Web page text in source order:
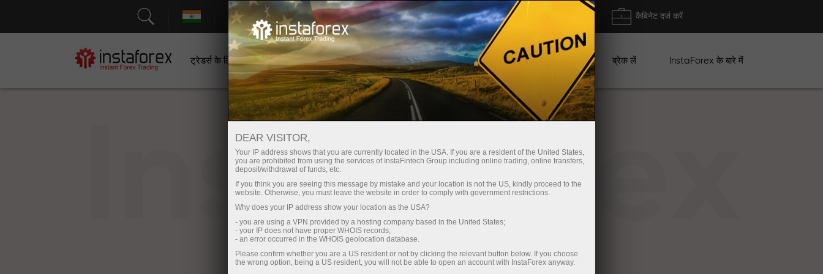
सहायता तुरंत खाता खोलना ट्रेडिंग प्लेटफॉर्म कैबिनेट दर्ज करें
ट्रेडर्स के लिए शुरुआती के लिए निवेशकों के लिए भागीदारों के लिए अभियान ब्रेक लें InstaForex के बारे में
InstaForex
DEAR VISITOR,
Your IP address shows that you are currently located in the USA. If you are a resident of the United States,
you are prohibited from using the services of InstaFintech Group including online trading, online transfers,
deposit/withdrawal of funds, etc.
If you think you are seeing this message by mistake and your location is not the US, kindly proceed to the
website. Otherwise, you must leave the website in order to comply with government restrictions.
Why does your IP address show your location as the USA?
- you are using a VPN provided by a hosting company based in the United States;
- your IP does not have proper WHOIS records;
- an error occurred in the WHOIS geolocation database.
Please confirm whether you are a US resident or not by clicking the relevant button below. If you choose
the wrong option, being a US resident, you will not be able to open an account with InstaForex anyway.